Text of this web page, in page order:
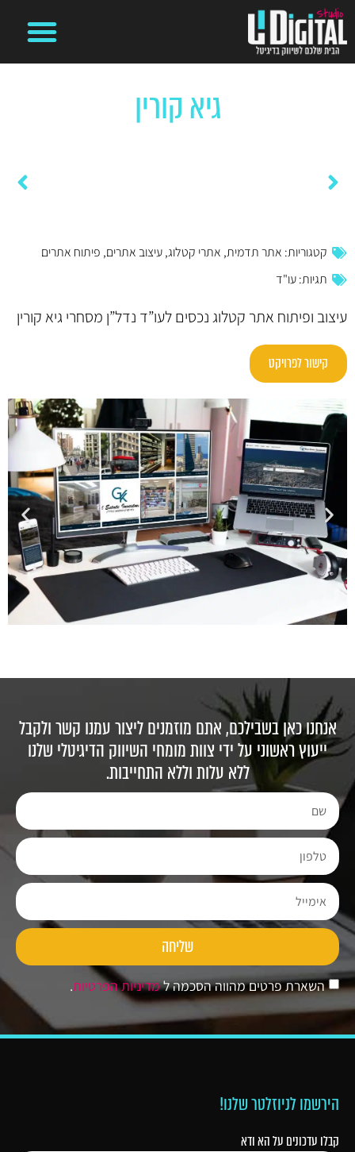
גיא קורין
קטגוריות: אתר תדמית, אתרי קטלוג,עיצוב אתרים, פיתוח אתרים
תגיות:עו"ד
עיצוב ופיתוח אתר קטלוג נכסים לעו”ד נדל”ן מסחרי גיא קורין
קישור לפרויקט
אנחנו כאן בשבילכם, אתם מוזמנים ליצור עמנו קשר ולקבל
ייעוץ ראשוני על ידי צוות מומחי השיווק הדיגיטלי שלנו
ללא עלות וללא התחייבות.
השארת פרטים מהווה הסכמה למדיניות הפרטיות.
שליחה
הירשמו לניוזלטר שלנו!
קבלו עדכונים על הא ודא